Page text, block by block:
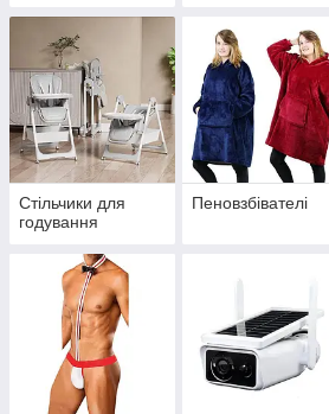
Стільчики для
годування
Пеновзбівателі